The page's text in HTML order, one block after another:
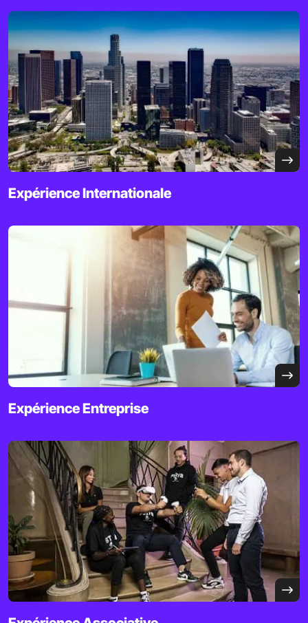
Expérience Internationale
ExpérienceEntreprise